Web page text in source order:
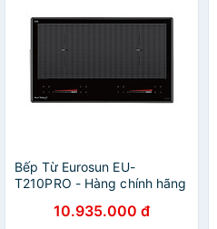
Bếp Từ Eurosun EU-
T210PRO - Hàng chính hãng
10.935.000 đ